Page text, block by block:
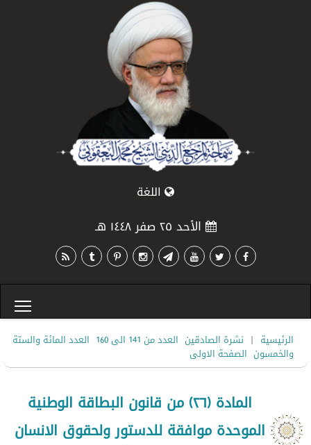
اللغة
الأحد ٢٥ صفر ١٤٤٨ هـ
الرئيسية | نشرة الصادقين العدد من 141 الى 160
العدد المائة والستة
والخمسون الصفحة الاولى
المادة (٢٦) من قانون البطاقة الوطنية
الموحدة موافقة للدستور ولحقوق الانسان